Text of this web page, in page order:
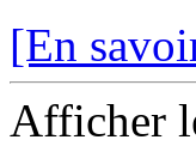
[En
Afficher